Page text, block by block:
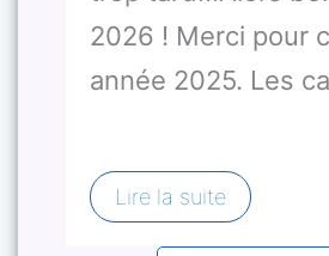
2026 ! Merci pour
année 2025. Les
Lire la suite